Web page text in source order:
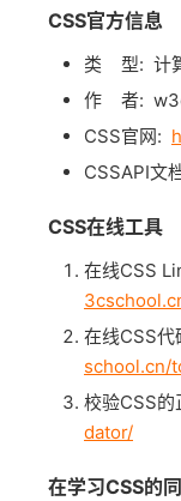
CSS官方信息
类 型: 计
作 者:
CSS官网:
CSSAPI文
CSS在线工具
在线CSS
在线CSS代
school.cn/
校验CSS的
dator/
在学习CSS的